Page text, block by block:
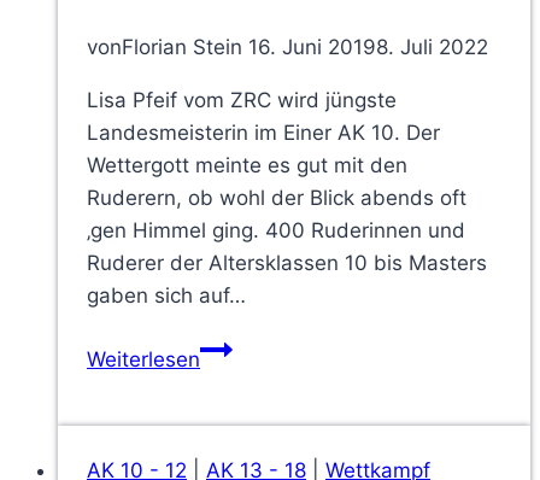
vonFlorian Stein 16. Juni 20198. Juli 2022
Lisa Pfeif vom ZRC wird jüngste
Landesmeisterin im Einer AK 10. Der
Wettergott meinte es gut mit den
Ruderern, ob wohl der Blick abends oft
‚gen Himmel ging. 400 Ruderinnen und
Ruderer der Altersklassen 10 bis Masters
gaben sich auf…
Weiterlesen29.
AK 10 - 12 AK 13 - 18 Wettkampf